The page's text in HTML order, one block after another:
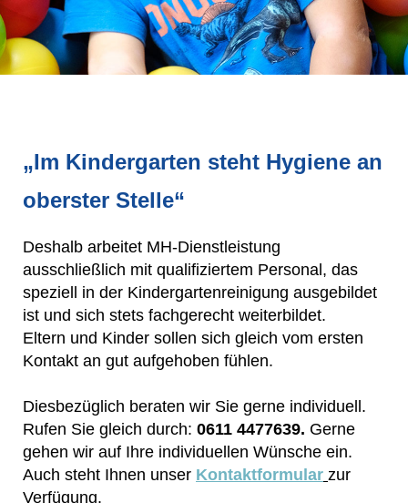
„Im Kindergarten steht Hygiene an
oberster Stelle“
Deshalb arbeitet MH-Dienstleistung
ausschließlich mit qualifiziertem Personal, das
speziell in der Kindergartenreinigung ausgebildet
ist und sich stets fachgerecht weiterbildet.
Eltern und Kinder sollen sich gleich vom ersten
Kontakt an gut aufgehoben fühlen.
Diesbezüglich beraten wir Sie gerne individuell.
Rufen Sie gleich durch: 0611 4477639. Gerne
gehen wir auf Ihre individuellen Wünsche ein.
Auch steht Ihnen unser Kontaktformular zur
Verfügung.